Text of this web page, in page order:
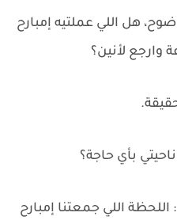
هل اللي عملتيه إمبارح
وارجع لأنين؟
بأي حاجة؟
اللي جمعتنا إمبارح